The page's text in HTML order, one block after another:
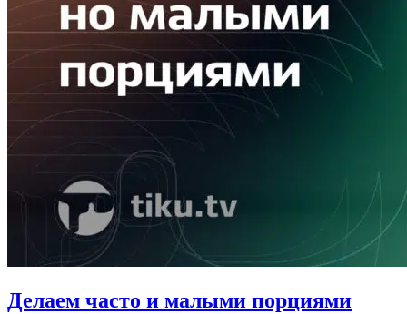
Делаем часто и малыми порциями